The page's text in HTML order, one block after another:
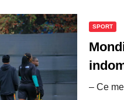
SPORT
– Ce